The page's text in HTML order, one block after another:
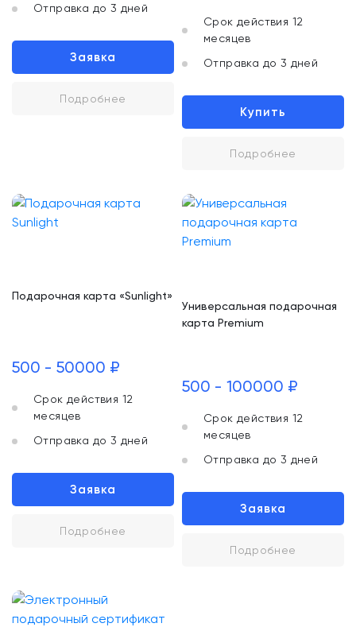
Отправка до 3 дней
Заявка
Подробнее
Срок действия 12
месяцев
Отправка до 3 дней
Купить
Подробнее
Подарочная карта «Sunlight»
500 - 50000 ₽
Срок действия 12
месяцев
Отправка до 3 дней
Заявка
Подробнее
Универсальная подарочная
карта Premium
500 - 100000 ₽
Срок действия 12
месяцев
Отправка до 3 дней
Заявка
Подробнее